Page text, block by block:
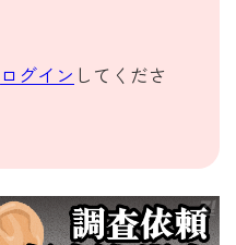
ログイン してくださ